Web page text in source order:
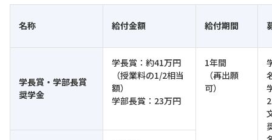
名称 給付金額 給付期間
学長賞・学部長賞
奨学金
学長賞：約41万円
（授業料の1/2相当
額）
学部長賞：23万円
1年間
（再出願
可）